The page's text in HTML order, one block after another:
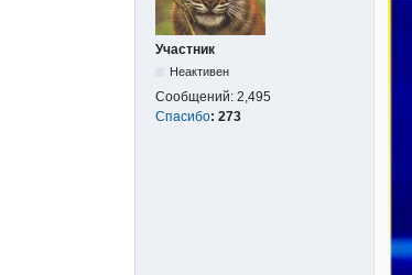
Участник
Неактивен
Сообщений: 2,495
Спасибо: 273